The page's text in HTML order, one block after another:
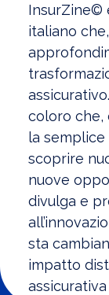
InsurZine©
italiano
assicurativo.
coloro che,
la
scoprire
nuove
divulga e
sta
impatto